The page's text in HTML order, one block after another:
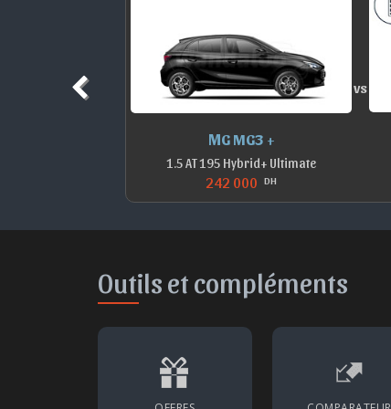
MG MG3 +
1.5 AT 195 Hybrid+ Ultimate
242 000 DH
vs
Outils et compléments